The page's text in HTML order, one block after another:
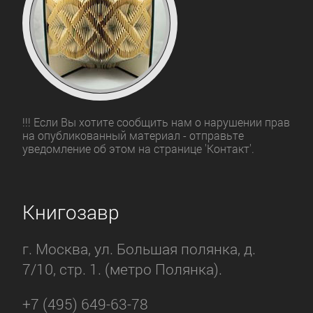
!!! Если Вы хотите сообщить нам о нарушении прав
на опубликованный материал - отправьте
уведомление об этом на странице 'Контакт'.
Книгозавр
г. Москва, ул. Большая полянка, д.
7/10, стр. 1. (метро Полянка).
+7 (495) 649-63-78